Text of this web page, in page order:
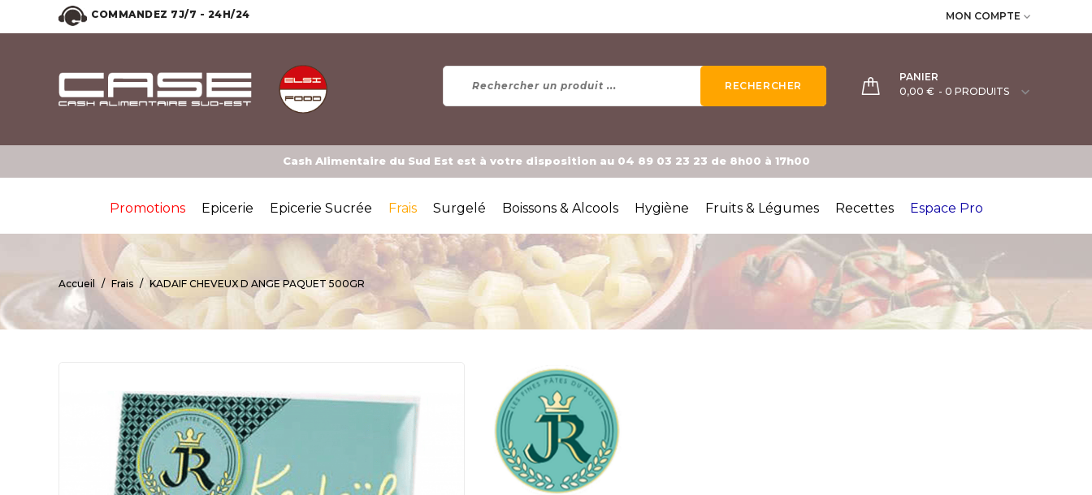
COMMANDEZ 7J/7 - 24H/24 MON COMPTE 
PANIER
0,00 € - 0 PRODUITS 
RECHERCHER
Cash Alimentaire du Sud Est est à votre disposition au 04 89 03 23 23 de 8h00 à 17h00
Promotions Epicerie Epicerie Sucrée Frais Surgelé Boissons & Alcools Hygiène Fruits & Légumes Recettes Espace Pro
Accueil Frais KADAIF CHEVEUX D ANGE PAQUET 500GR